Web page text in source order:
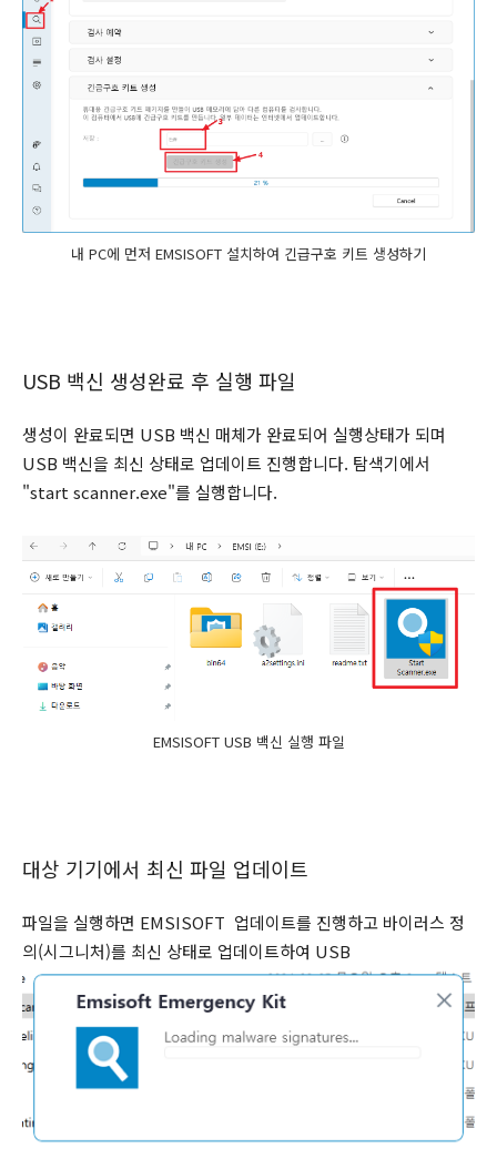
내 PC에 먼저 EMSISOFT 설치하여 긴급구호 키트 생성하기
USB 백신 생성완료 후 실행 파일
생성이 완료되면 USB 백신 매체가 완료되어 실행상태가 되며
USB 백신을 최신 상태로 업데이트 진행합니다. 탐색기에서
"start scanner.exe"를 실행합니다.
EMSISOFT USB 백신 실행 파일
대상 기기에서 최신 파일 업데이트
파일을 실행하면 EMSISOFT 업데이트를 진행하고 바이러스 정
의(시그니처)를 최신 상태로 업데이트하여 USB